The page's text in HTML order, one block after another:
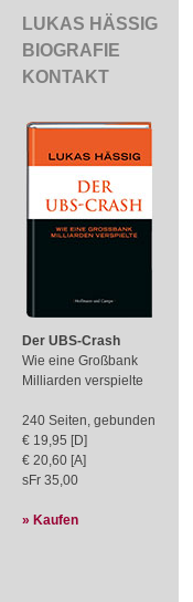
LUKAS HÄSSIG
BIOGRAFIE
KONTAKT
Der UBS-Crash
Wie eine Großbank
Milliarden verspielte
240 Seiten, gebunden
€ 19,95 [D]
€ 20,60 [A]
sFr 35,00
» Kaufen